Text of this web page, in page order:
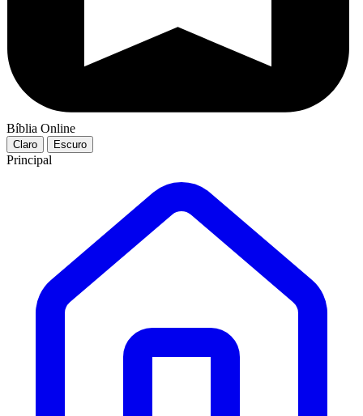
Bíblia Online
Claro Escuro
Principal